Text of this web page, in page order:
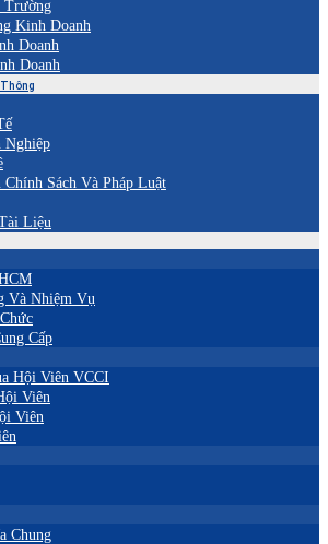
Trường
Kinh Doanh
Doanh
Doanh
Nghiệp
Sách Và Pháp Luật
Liệu
Và Nhiệm Vụ
Cấp
Hội Viên VCCI
Viên
Viên
Chung